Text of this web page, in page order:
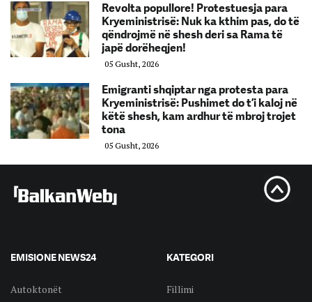
Revolta popullore! Protestuesja para
Kryeministrisë: Nuk ka kthim pas, do të
qëndrojmë në shesh deri sa Rama të
japë dorëheqjen!
05 Gusht, 2026
Emigranti shqiptar nga protesta para
Kryeministrisë: Pushimet do t’i kaloj në
këtë shesh, kam ardhur të mbroj trojet
tona
05 Gusht, 2026
EMISIONE NEWS24
Autoktonët
KATEGORI
Fillimi